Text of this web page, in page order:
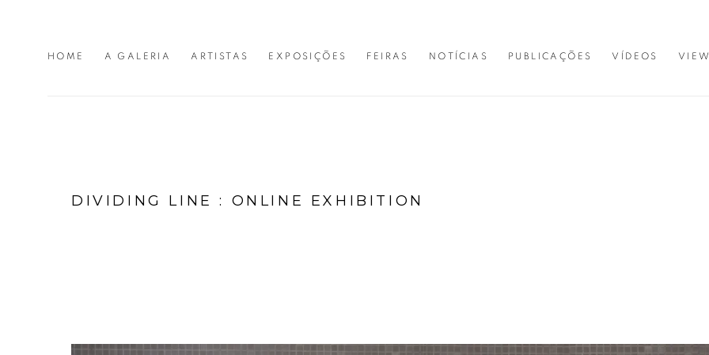
HOME A GALERIA ARTISTAS EXPOSIÇÕES FEIRAS NOTÍCIAS PUBLICAÇÕES VÍDEOS
EXPOSIÇÃO COLETIVA : DIVIDING LINE
DIVIDING LINE : ONLINE EXHIBITION